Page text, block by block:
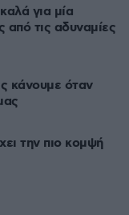
για μία
από τις αδυναμίες
κάνουμε όταν
την πιο κομψή